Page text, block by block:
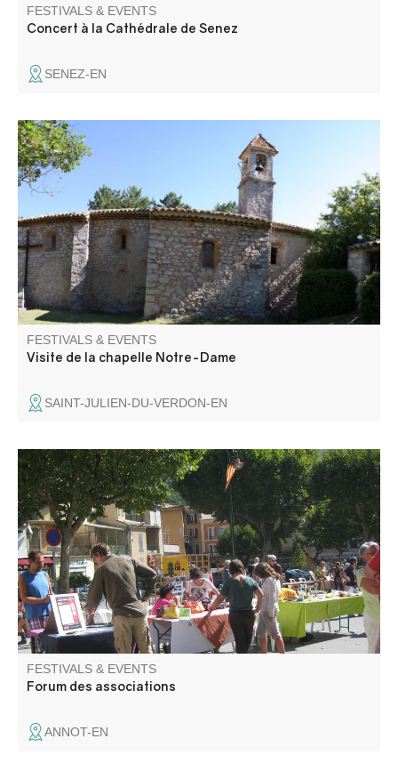
FESTIVALS & EVENTS
Concert à la Cathédrale de Senez
SENEZ-EN
Anciennement église du village, la chapelle Notre-Dame
avec son cimetière à proximité, date, sous sa forme
actuelle, du XVIIème siècle.
FESTIVALS & EVENTS
Visite de la chapelle Notre-Dame
SAINT-JULIEN-DU-VERDON-EN
Venez à la rencontre des associations pour découvrir les
activités qu'elles proposent tout au long de l'année.
FESTIVALS & EVENTS
Forum des associations
ANNOT-EN